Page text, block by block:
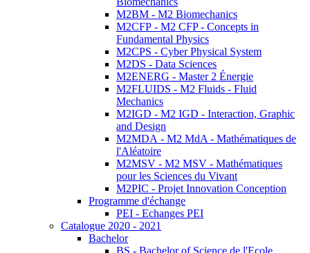
M2BM - M2 Biomechanics
M2CFP - M2 CFP - Concepts in
Fundamental Physics
M2CPS - Cyber Physical System
M2DS - Data Sciences
M2ENERG - Master 2 Énergie
M2FLUIDS - M2 Fluids - Fluid
Mechanics
M2IGD - M2 IGD - Interaction, Graphic
and Design
M2MDA - M2 MdA - Mathématiques de
l'Aléatoire
M2MSV - M2 MSV - Mathématiques
pour les Sciences du Vivant
M2PIC - Projet Innovation Conception
Programme d'échange
PEI - Echanges PEI
Catalogue 2020 - 2021
Bachelor
BS - Bachelor of Science de l'Ecole